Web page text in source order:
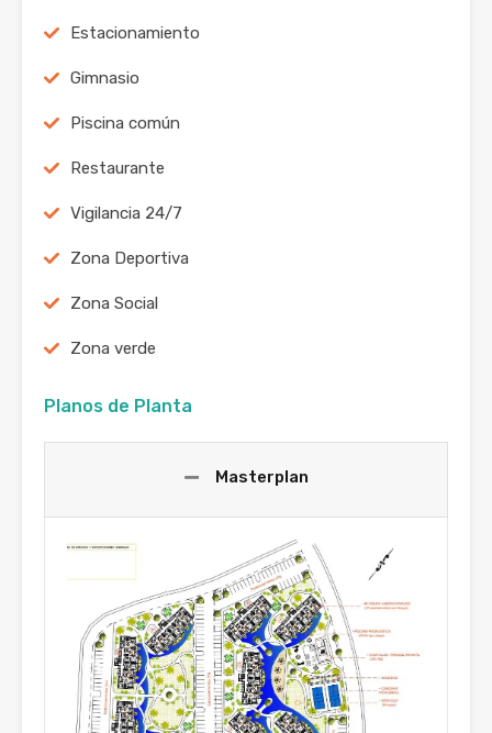
Estacionamiento
Gimnasio
Piscina común
Restaurante
Vigilancia 24/7
Zona Deportiva
Zona Social
Zona verde
Planos de Planta
Masterplan